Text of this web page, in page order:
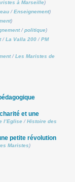
à Marseille)
/Enseignement)
)
/politique)
/La Valla 200 /PM
/Les Maristes de
et une
l’Eglise /Histoire des
petite révolution
Maristes)